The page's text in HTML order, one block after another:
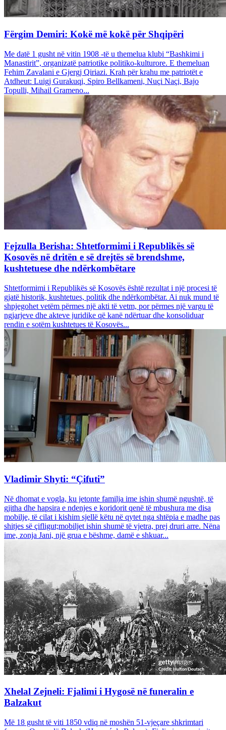
Fërgim Demiri: Kokë më kokë për Shqipëri
Me datë 1 gusht në vitin 1908 -të u themelua klubi “Bashkimi i
Manastirit”, organizatë patriotike politiko-kulturore. E themeluan
Fehim Zavalani e Gjergj Qiriazi. Krah për krahu me patriotët e
Atdheut: Luigj Gurakuqi, Spiro Bellkameni, Nuçi Naçi, Bajo
Topulli, Mihail Grameno...
Fejzulla Berisha: Shtetformimi i Republikës së
Kosovës në dritën e së drejtës së brendshme,
kushtetuese dhe ndërkombëtare
Shtetformimi i Republikës së Kosovës është rezultat i një procesi të
gjatë historik, kushtetues, politik dhe ndërkombëtar. Ai nuk mund të
shpjegohet vetëm përmes një akti të vetm, por përmes një vargu të
ngjarjeve dhe akteve juridike që kanë ndërtuar dhe konsoliduar
rendin e sotëm kushtetues të Kosovës...
Vladimir Shyti: “Çifuti”
Në dhomat e vogla, ku jetonte familja ime ishin shumë ngushtë, të
gjitha dhe hapsira e ndenjes e koridorit qenë të mbushura me disa
mobilje, të cilat i kishim sjellë këtu në qytet nga shtëpia e madhe pas
shitjes së çifligut;mobiljet ishin shumë të vjetra, prej druri arre. Nëna
ime, zonja Jani, një grua e bëshme, damë e shkuar...
Xhelal Zejneli: Fjalimi i Hygosë në funeralin e
Balzakut
Më 18 gusht të viti 1850 vdiq në moshën 51-vjeçare shkrimtari